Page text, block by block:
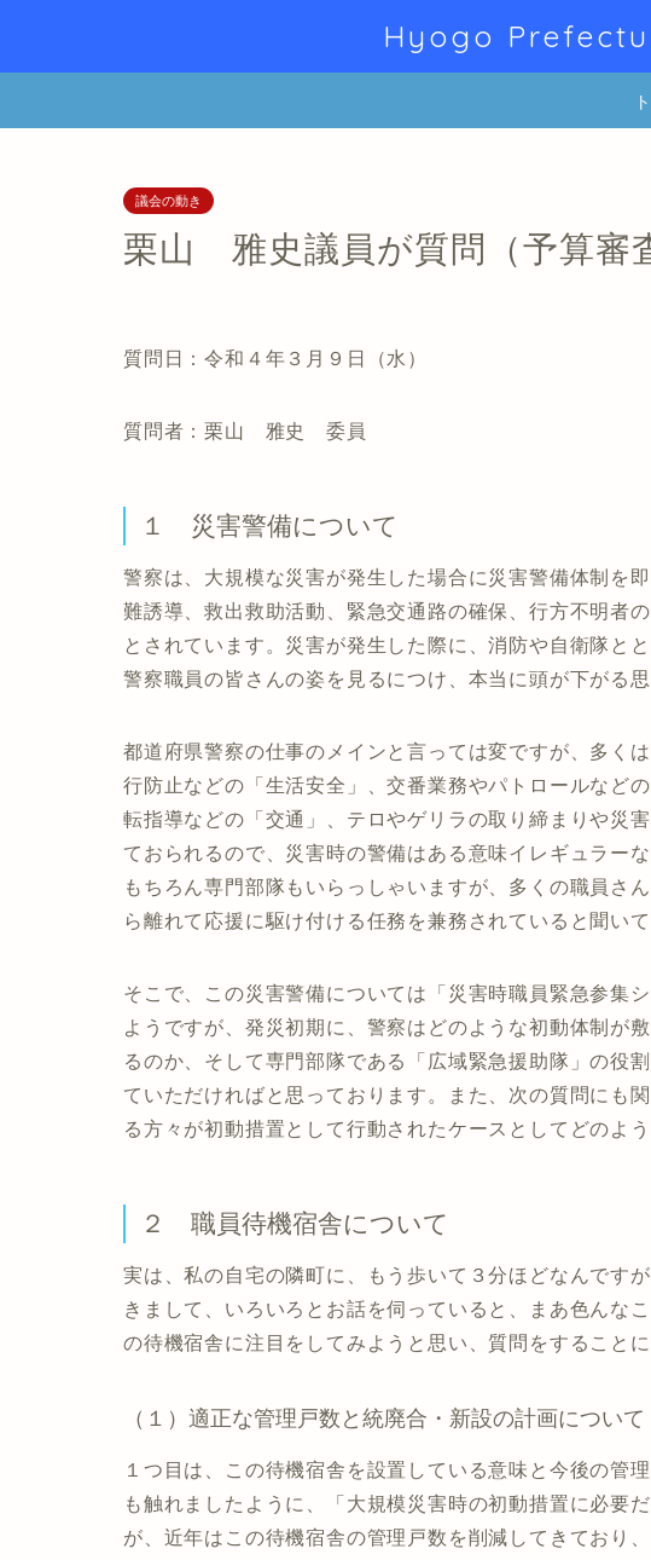
Hyogo
議会の動き
栗山 雅史議員が質問（予算審
質問日：令和４年３月９日（水）
質問者：栗山 雅史 委員
１ 災害警備について
警察は、大規模な災害が発生した場合に災害警備体制を
難誘導、救出救助活動、緊急交通路の確保、行方不明者
とされています。災害が発生した際に、消防や自衛隊と
警察職員の皆さんの姿を見るにつけ、本当に頭が下がる思
都道府県警察の仕事のメインと言っては変ですが、多く
行防止などの「生活安全」、交番業務やパトロールなど
転指導などの「交通」、テロやゲリラの取り締まりや災
ておられるので、災害時の警備はある意味イレギュラー
もちろん専門部隊もいらっしゃいますが、多くの職員さ
ら離れて応援に駆け付ける任務を兼務されていると聞いて
そこで、この災害警備については「災害時職員緊急参集
ようですが、発災初期に、警察はどのような初動体制が
るのか、そして専門部隊である「広域緊急援助隊」の役
ていただければと思っております。また、次の質問にも
る方々が初動措置として行動されたケースとしてどのよ
２ 職員待機宿舎について
実は、私の自宅の隣町に、もう歩いて３分ほどなんです
きまして、いろいろとお話を伺っていると、まあ色んな
の待機宿舎に注目をしてみようと思い、質問をすること
（１）適正な管理戸数と統廃合・新設の計画について
１つ目は、この待機宿舎を設置している意味と今後の管
も触れましたように、「大規模災害時の初動措置に必要
が、近年はこの待機宿舎の管理戸数を削減してきており